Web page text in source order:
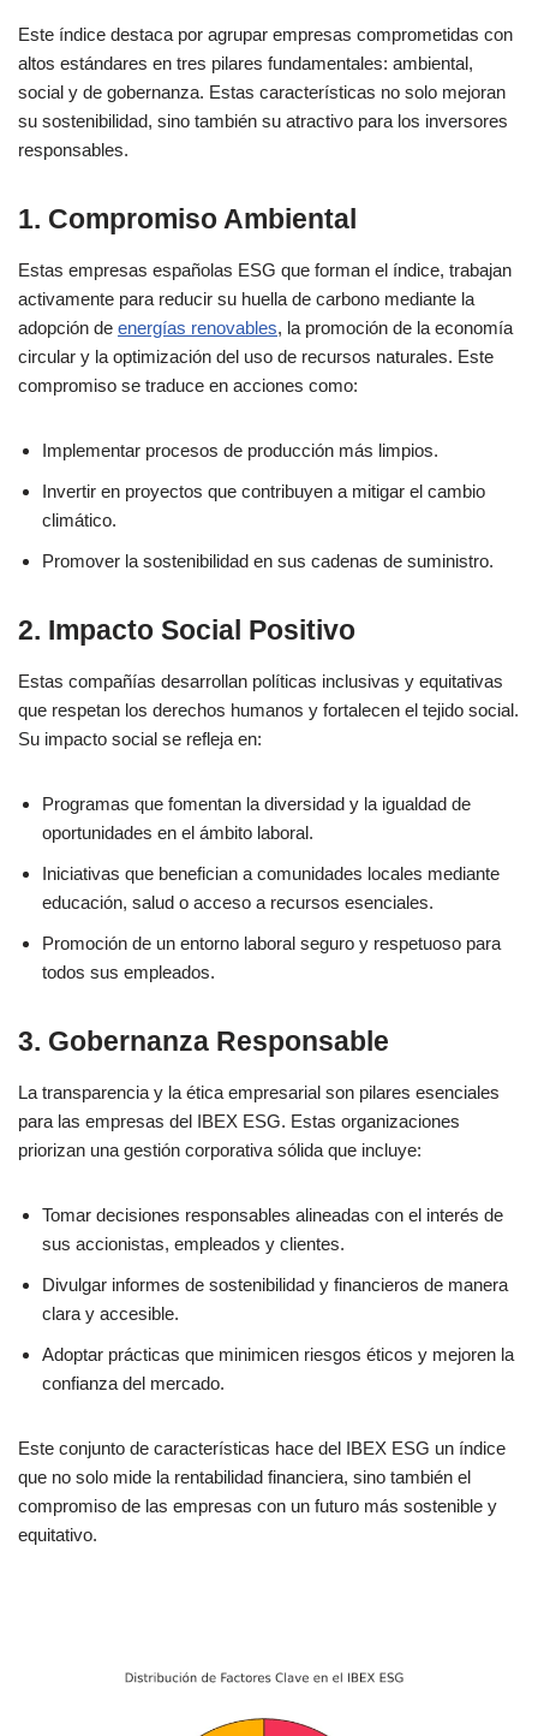
Este índice destaca por agrupar empresas comprometidas con
altos estándares en tres pilares fundamentales: ambiental,
social y de gobernanza. Estas características no solo mejoran
su sostenibilidad, sino también su atractivo para los inversores
responsables.
1. Compromiso Ambiental
Estas empresas españolas ESG que forman el índice, trabajan
activamente para reducir su huella de carbono mediante la
adopción de energías renovables, la promoción de la economía
circular y la optimización del uso de recursos naturales. Este
compromiso se traduce en acciones como:
Implementar procesos de producción más limpios.
Invertir en proyectos que contribuyen a mitigar el cambio
climático.
Promover la sostenibilidad en sus cadenas de suministro.
2. Impacto Social Positivo
Estas compañías desarrollan políticas inclusivas y equitativas
que respetan los derechos humanos y fortalecen el tejido social.
Su impacto social se refleja en:
Programas que fomentan la diversidad y la igualdad de
oportunidades en el ámbito laboral.
Iniciativas que benefician a comunidades locales mediante
educación, salud o acceso a recursos esenciales.
Promoción de un entorno laboral seguro y respetuoso para
todos sus empleados.
3. Gobernanza Responsable
La transparencia y la ética empresarial son pilares esenciales
para las empresas del IBEX ESG. Estas organizaciones
priorizan una gestión corporativa sólida que incluye:
Tomar decisiones responsables alineadas con el interés de
sus accionistas, empleados y clientes.
Divulgar informes de sostenibilidad y financieros de manera
clara y accesible.
Adoptar prácticas que minimicen riesgos éticos y mejoren la
confianza del mercado.
Este conjunto de características hace del IBEX ESG un índice
que no solo mide la rentabilidad financiera, sino también el
compromiso de las empresas con un futuro más sostenible y
equitativo.